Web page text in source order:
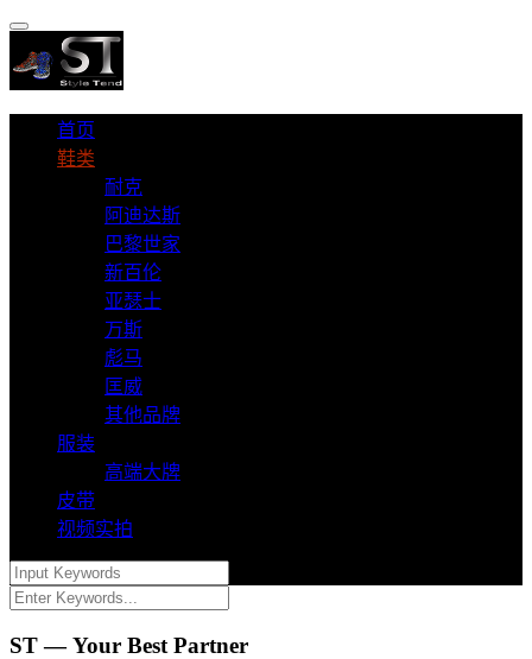
首页
鞋类
耐克
阿迪达斯
巴黎世家
新百伦
亚瑟士
万斯
彪马
匡威
其他品牌
服装
高端大牌
皮带
视频实拍
ST — Your Best Partner